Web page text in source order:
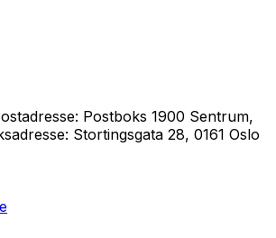
Postboks 1900 Sentrum,
Stortingsgata 28, 0161 Oslo